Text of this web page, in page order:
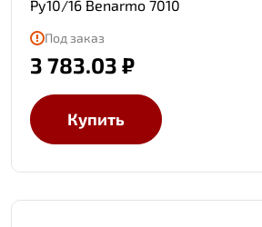
Ру10/16 Benarmo 7010
Под заказ
3 783.03 ₽
Купить